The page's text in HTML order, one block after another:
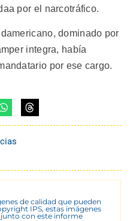
por el narcotráfico.
dominado por
integra, había
por ese cargo.
de calidad que pueden
IPS, estas imágenes
con este informe